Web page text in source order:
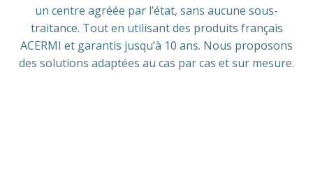
un centre agréée par l’état, sans aucune sous-
traitance. Tout en utilisant des produits français
ACERMI et garantis jusqu’à 10 ans. Nous proposons
des solutions adaptées au cas par cas et sur mesure.